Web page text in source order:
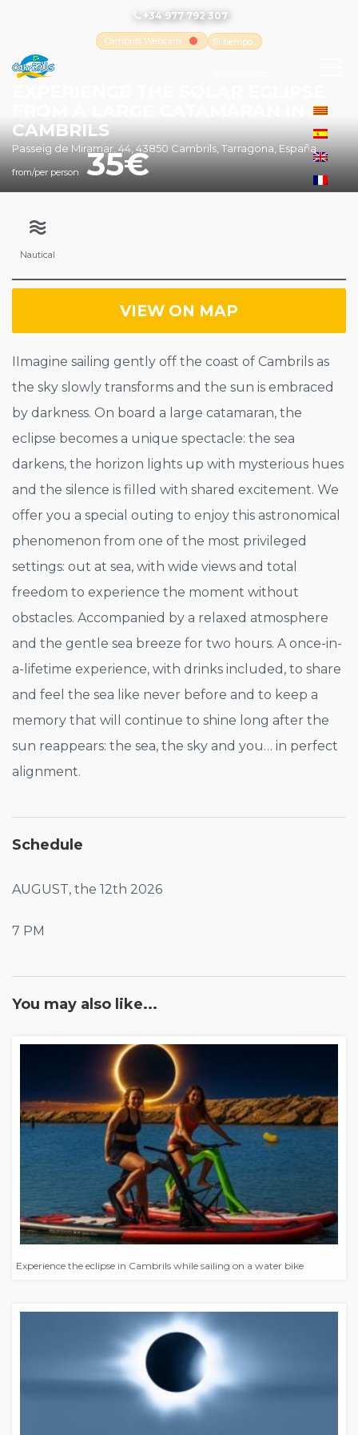
+34 977 792 307
Cambrils Webcam
El tiempo
CAMBRILS
Passeig de Miramar, 44, 43850 Cambrils, Tarragona, España
from/per person 35
Nautical
VIEW ON MAP
IImagine sailing gently off the coast of Cambrils as
the sky slowly transforms and the sun is embraced
by darkness. On board a large catamaran, the
eclipse becomes a unique spectacle: the sea
darkens, the horizon lights up with mysterious hues
and the silence is filled with shared excitement. We
offer you a special outing to enjoy this astronomical
phenomenon from one of the most privileged
settings: out at sea, with wide views and total
freedom to experience the moment without
obstacles. Accompanied by a relaxed atmosphere
and the gentle sea breeze for two hours. A once-in-
a-lifetime experience, with drinks included, to share
and feel the sea like never before and to keep a
memory that will continue to shine long after the
sun reappears: the sea, the sky and you… in perfect
alignment.
Schedule
AUGUST, the 12th 2026
7 PM
You may also like...
Experience the eclipse in Cambrils while sailing on a water bike